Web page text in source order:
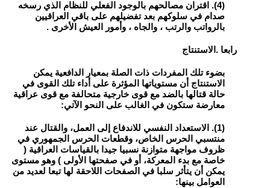
(4). اقتران مصالحهم بالوجود الفعلي للنظام الذي رسخه
صدام في سلوكهم بعد تفضيلهم على باقي العراقيين
بالرواتب والرتب ، والجاه ، وأمور العيش الأخرى .
رابعا .الاستنتاج
بضوء تلك المفردات ذات الصلة بمعيار الدافعية يمكن
الاستنتاج أن مستوياتها المؤثرة على أداء تلك القوى في
حالة قتالها بالضد مع قوى خارجية متحالفة مع قوى عراقية
معارضة ستكون في الغالب على النحو الآتي:
(1). الاستعداد النفسي للاندفاع إلى العمل، والقتال عند
منتسبي الحرس الخاص، وقطعات الحرس الجمهوري في
ظروف مواجهة متوازنة نسبيا جيدا بالقياسات العراقية (
خاصة مع بدء المعركة، أو في صفحتها الأولى ) وهو مستوى
يمكن أن يتأثر سلبا في الصفحات اللاحقة لها تبعا لعديد من
العوامل بينها: